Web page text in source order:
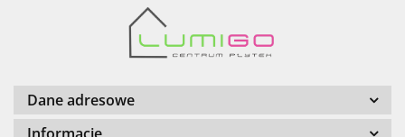
Barwolf
Dane adresowe